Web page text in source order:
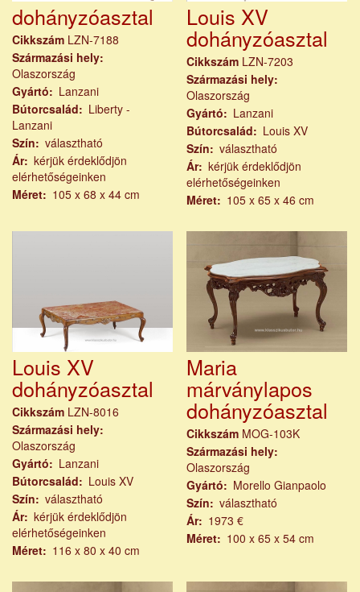
dohányzóasztal
Cikkszám LZN-7188
Származási hely
Olaszország
Gyártó
Lanzani
Bútorcsalád
Liberty -
Lanzani
Szín
választható
Ár kérjük érdeklődjön
elérhetőségeinken
Méret
105 x 68 x 44 cm
Louis XV
dohányzóasztal
Cikkszám LZN-7203
Származási hely
Olaszország
Gyártó
Lanzani
Bútorcsalád
Louis XV
Szín
választható
Ár
kérjük érdeklődjön
elérhetőségeinken
Méret
105 x 65 x 46 cm
Louis XV
dohányzóasztal
Cikkszám LZN-8016
Származási hely
Olaszország
Gyártó
Lanzani
Bútorcsalád
Louis XV
Szín
választható
Ár kérjük érdeklődjön
elérhetőségeinken
Méret
116 x 80 x 40 cm
Maria
márványlapos
dohányzóasztal
Cikkszám MOG-103K
Származási hely
Olaszország
Gyártó
Morello Gianpaolo
Szín
választható
Ár
1973 €
Méret
100 x 65 x 54 cm